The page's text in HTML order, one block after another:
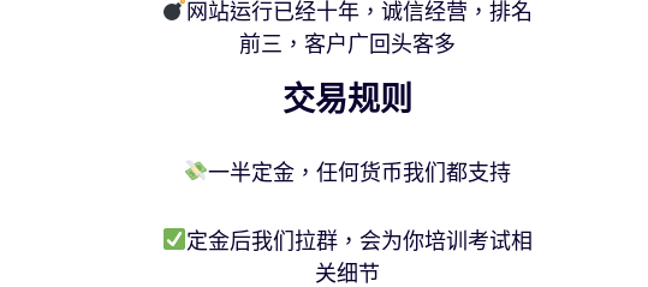
网站运行已经十年，诚信经营，排名
前三，客户广回头客多
交易规则
一半定金，任何货币我们都支持
定金后我们拉群，会为你培训考试相
关细节